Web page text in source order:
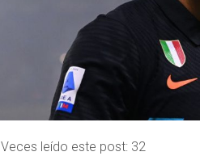
Veces leído este post: 32